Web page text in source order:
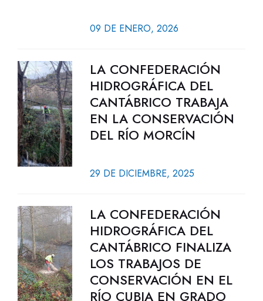
09 DE ENERO, 2026
LA CONFEDERACIÓN
HIDROGRÁFICA DEL
CANTÁBRICO TRABAJA
EN LA CONSERVACIÓN
DEL RÍO MORCÍN
29 DE DICIEMBRE, 2025
LA CONFEDERACIÓN
HIDROGRÁFICA DEL
CANTÁBRICO FINALIZA
LOS TRABAJOS DE
CONSERVACIÓN EN EL
RÍO CUBIA EN GRADO